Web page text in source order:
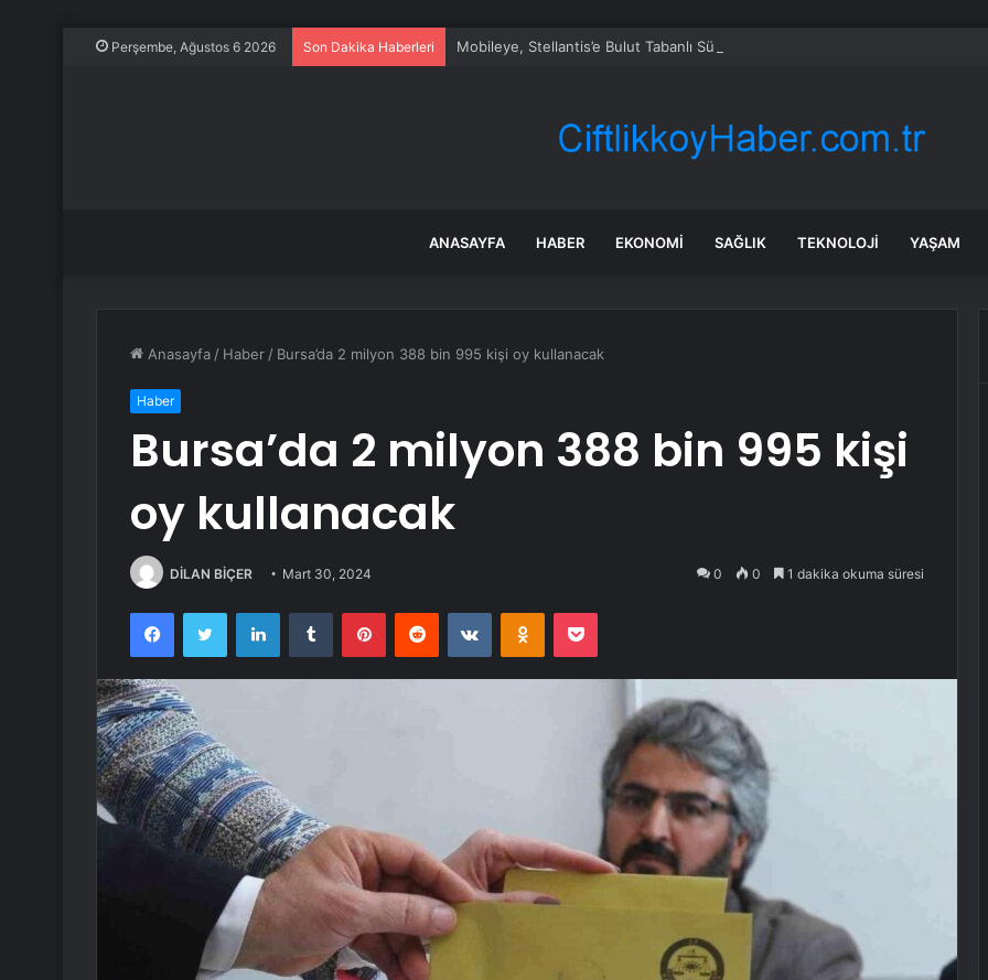
Perşembe, Ağustos 6 2026 Son Dakika Haberleri Mobileye, Stellantis’e Bulut Tabanlı Sürücü Destek Teknolojisi Sağlayacak
ANASAYFA HABER EKONOMI SAĞLIK TEKNOLOJI YAŞAM
Anasayfa / Haber / Bursa’da 2 milyon 388 bin 995 kişi oy kullanacak
Haber
Bursa’da 2 milyon 388 bin 995 kişi
oy kullanacak
DİLAN BİÇER Mart 30, 2024 0 0 1 dakika okuma süresi
FacebookTwitter LinkedInTumblr PinterestReddit VKontakteOdnoklassniki
Pocket